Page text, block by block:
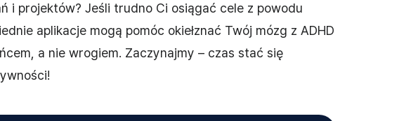
i projektów? Jeśli trudno Ci osiągać cele z powodu
aplikacje mogą pomóc okiełznać Twój mózg z ADHD
a nie wrogiem. Zaczynajmy – czas stać się